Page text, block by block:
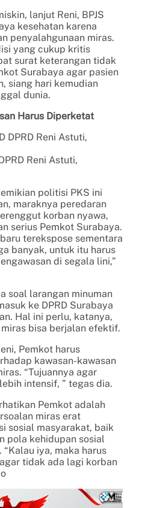
lanjut Reni, BPJS
kesehatan karena
penyalahgunaan miras.
yang cukup kritis
surat keterangan tidak
Surabaya agar pasien
siang hari kemudian
dunia.
Harus Diperketat
Reni Astuti,
politisi PKS ini
maraknya peredaran
korban nyawa,
serius Pemkot Surabaya.
terekspose sementara
banyak, untuk itu harus
di segala lini,”
soal larangan minuman
ke DPRD Surabaya
Hal ini perlu, katanya,
bisa berjalan efektif.
Pemkot harus
kawasan-kawasan
“Tujuannya agar
intensif, ” tegas dia.
Pemkot adalah
miras erat
sosial masyarakat, baik
pola kehidupan sosial
iya, maka harus
tidak ada lagi korban